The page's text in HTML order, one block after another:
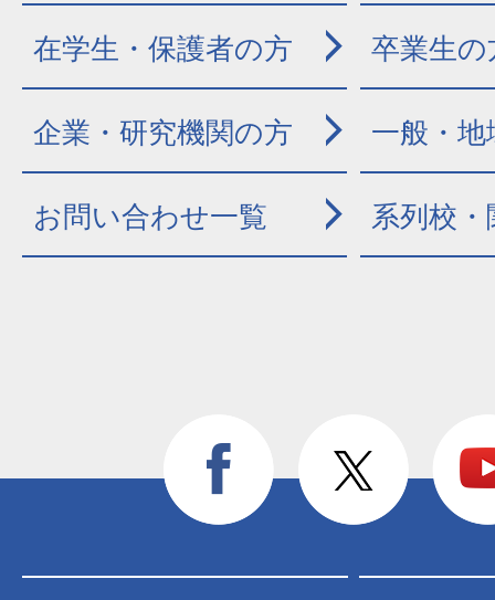
在学生・保護者の方 卒業生の
企業・研究機関の方 一般・地
お問い合わせ一覧 系列校